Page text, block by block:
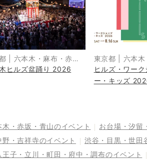
六本木・麻布・赤
山
ヒルズ盆踊り 2026
東京都
六本
坂・青山
ヒルズ・ワー
ー・キッズ
木・赤坂・青山のイベント お台場・汐留
野・吉祥寺のイベント 渋谷・目黒・世田
王子・立川・町田・府中・調布のイベント